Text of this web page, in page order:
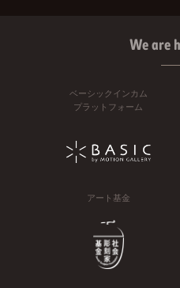
We are
ベーシックインカム
プラットフォーム
アート基金